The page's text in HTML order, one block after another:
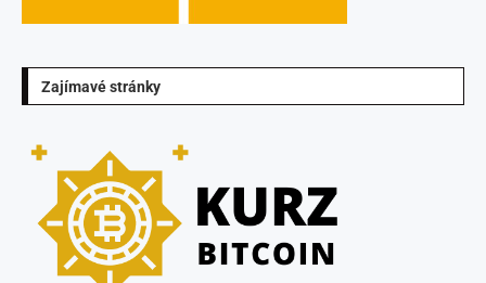
Zajímavé stránky